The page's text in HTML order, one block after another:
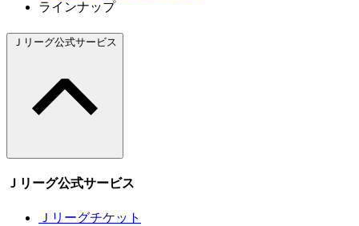
ラインナップ
Ｊリーグ公式サービス
Ｊリーグ公式サービス
Ｊリーグチケット